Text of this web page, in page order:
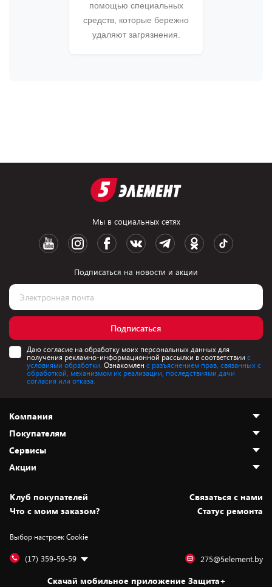
помощью специальных
средств, которые бережно
удаляют загрязнения.
Мы в социальных сетях
Подписаться на новости и акции
Подписаться
Даю согласие на обработку моих персональных данных для
получения рекламно-информационной рассылки в соответствии с
условиями обработки. Ознакомлен с разъяснением прав, связанных с
обработкой, механизмом их реализации, последствиями дачи
согласия или отказа.
Компания
О нас
Адреса магазинов
Новости
Статьи и обзоры
Вакансии
Дай пять добру!
Покупателям
Как сделать заказ
Оплата и доставка
Безналичный расчёт
Обмен и возврат товара
Обработка персональных данных
Подарочные карты
Сервисы
Установка техники
Для игровых консолей
Для мобильных устройств
Для компьютеров
Акции
Скидки и промокоды
Белорусские товары
Бонусы
Оплата частями
Клуб покупателей
Cвязаться с нами
Что с моим заказом?
Статус ремонта
Выбор настроек Cookie
(17) 359-59-59 275@5element.by
Скачай мобильное приложение Защита+